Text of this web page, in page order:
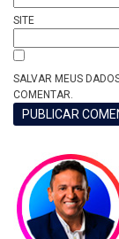
SITE
SALVAR MEUS
COMENTAR.